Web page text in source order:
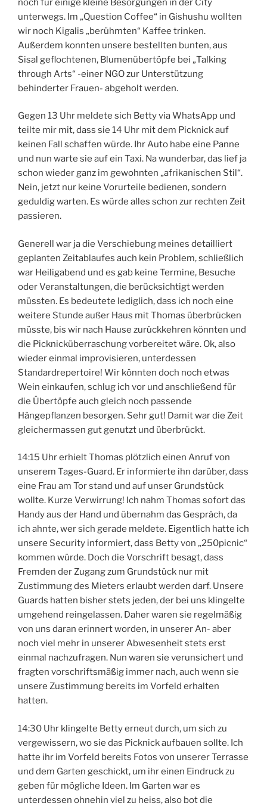
noch für einige kleine Besorgungen in der City
unterwegs. Im „Question Coffee“ in Gishushu wollten
wir noch Kigalis „berühmten“ Kaffee trinken.
Außerdem konnten unsere bestellten bunten, aus
Sisal geflochtenen, Blumenübertöpfe bei „Talking
through Arts“ -einer NGO zur Unterstützung
behinderter Frauen- abgeholt werden.
Gegen 13 Uhr meldete sich Betty via WhatsApp und
teilte mir mit, dass sie 14 Uhr mit dem Picknick auf
keinen Fall schaffen würde. Ihr Auto habe eine Panne
und nun warte sie auf ein Taxi. Na wunderbar, das lief ja
schon wieder ganz im gewohnten „afrikanischen Stil“.
Nein, jetzt nur keine Vorurteile bedienen, sondern
geduldig warten. Es würde alles schon zur rechten Zeit
passieren.
Generell war ja die Verschiebung meines detailliert
geplanten Zeitablaufes auch kein Problem, schließlich
war Heiligabend und es gab keine Termine, Besuche
oder Veranstaltungen, die berücksichtigt werden
müssten. Es bedeutete lediglich, dass ich noch eine
weitere Stunde außer Haus mit Thomas überbrücken
müsste, bis wir nach Hause zurückkehren könnten und
die Picknicküberraschung vorbereitet wäre. Ok, also
wieder einmal improvisieren, unterdessen
Standardrepertoire! Wir könnten doch noch etwas
Wein einkaufen, schlug ich vor und anschließend für
die Übertöpfe auch gleich noch passende
Hängepflanzen besorgen. Sehr gut! Damit war die Zeit
gleichermassen gut genutzt und überbrückt.
14:15 Uhr erhielt Thomas plötzlich einen Anruf von
unserem Tages-Guard. Er informierte ihn darüber, dass
eine Frau am Tor stand und auf unser Grundstück
wollte. Kurze Verwirrung! Ich nahm Thomas sofort das
Handy aus der Hand und übernahm das Gespräch, da
ich ahnte, wer sich gerade meldete. Eigentlich hatte ich
unsere Security informiert, dass Betty von „250picnic“
kommen würde. Doch die Vorschrift besagt, dass
Fremden der Zugang zum Grundstück nur mit
Zustimmung des Mieters erlaubt werden darf. Unsere
Guards hatten bisher stets jeden, der bei uns klingelte
umgehend reingelassen. Daher waren sie regelmäßig
von uns daran erinnert worden, in unserer An- aber
noch viel mehr in unserer Abwesenheit stets erst
einmal nachzufragen. Nun waren sie verunsichert und
fragten vorschriftsmäßig immer nach, auch wenn sie
unsere Zustimmung bereits im Vorfeld erhalten
hatten.
14:30 Uhr klingelte Betty erneut durch, um sich zu
vergewissern, wo sie das Picknick aufbauen sollte. Ich
hatte ihr im Vorfeld bereits Fotos von unserer Terrasse
und dem Garten geschickt, um ihr einen Eindruck zu
geben für mögliche Ideen. Im Garten war es
unterdessen ohnehin viel zu heiss, also bot die